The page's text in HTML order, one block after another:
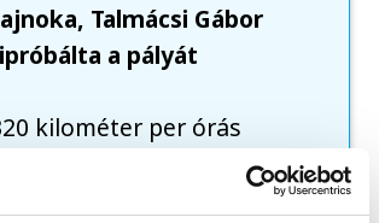
Talmácsi Gábor
a pályát
kilométer per órás
is megérkezhetnek
és a Superbike